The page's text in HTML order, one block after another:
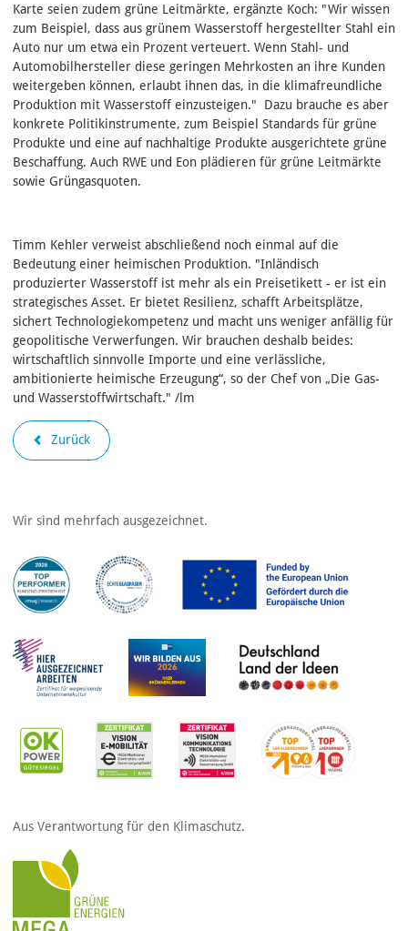
Karte seien zudem grüne Leitmärkte, ergänzte Koch: "Wir wissen
zum Beispiel, dass aus grünem Wasserstoff hergestellter Stahl ein
Auto nur um etwa ein Prozent verteuert. Wenn Stahl- und
Automobilhersteller diese geringen Mehrkosten an ihre Kunden
weitergeben können, erlaubt ihnen das, in die klimafreundliche
Produktion mit Wasserstoff einzusteigen." Dazu brauche es aber
konkrete Politikinstrumente, zum Beispiel Standards für grüne
Produkte und eine auf nachhaltige Produkte ausgerichtete grüne
Beschaffung. Auch RWE und Eon plädieren für grüne Leitmärkte
sowie Grüngasquoten.
Timm Kehler verweist abschließend noch einmal auf die
Bedeutung einer heimischen Produktion. "Inländisch
produzierter Wasserstoff ist mehr als ein Preisetikett - er ist ein
strategisches Asset. Er bietet Resilienz, schafft Arbeitsplätze,
sichert Technologiekompetenz und macht uns weniger anfällig für
geopolitische Verwerfungen. Wir brauchen deshalb beides:
wirtschaftlich sinnvolle Importe und eine verlässliche,
ambitionierte heimische Erzeugung“, so der Chef von „Die Gas-
und Wasserstoffwirtschaft." /lm
Zurück
Wir sind mehrfach ausgezeichnet.
Aus Verantwortung für den Klimaschutz.